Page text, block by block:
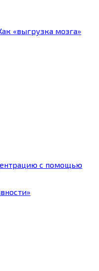
«выгрузка мозга»
с помощью